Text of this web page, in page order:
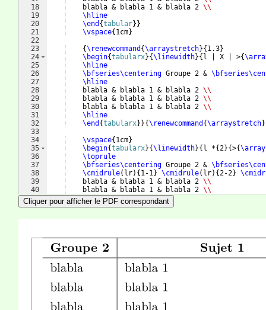
18
19
20
21
22
23
24
25
26
27
28
29
30
31
32
33
34
35
36
37
38
39
40
41
    blabla & blabla 1 & blabla 2
\\
\hline
\end {tabular} }
\vspace{ 1cm}
{\renewcommand {\arraystretch}{ 1.3}
\begin{tabularx}{\linewidth}{ l | X | >{
\hline
\bfseries\centering Groupe 2 &
\hline
    blabla & blabla 1 & blabla 2
\\
    blabla & blabla 1 & blabla 2
\\
    blabla & blabla 1 & blabla 2
\\
\hline
\end {tabularx} }{\renewcommand {\arraystretch}
\vspace{ 1cm}
\begin{tabularx}{\linewidth}{ l *{2}{>{
\toprule
\bfseries\centering Groupe 2 &
\cmidrule( lr) { 1-1} \cmidrule( lr) {2-2}
    blabla & blabla 1 & blabla 2
\\
    blabla & blabla 1 & blabla 2
\\
    blabla & blabla 1 & blabla 2
Cliquer pour afficher le PDF correspondant